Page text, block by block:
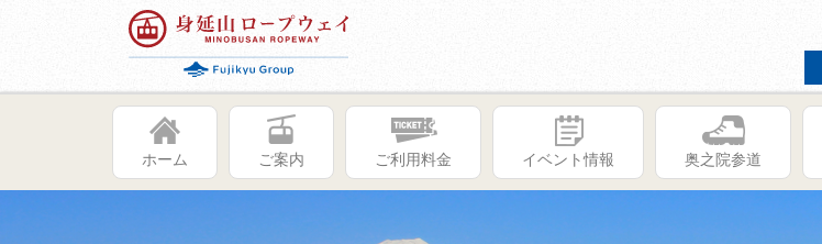
ホーム ご案内 ご利用料金 イベント情報 奥之院参道